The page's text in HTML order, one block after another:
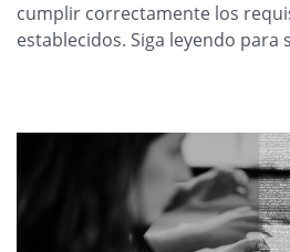
cumplir correctamente los
establecidos. Siga leyendo para